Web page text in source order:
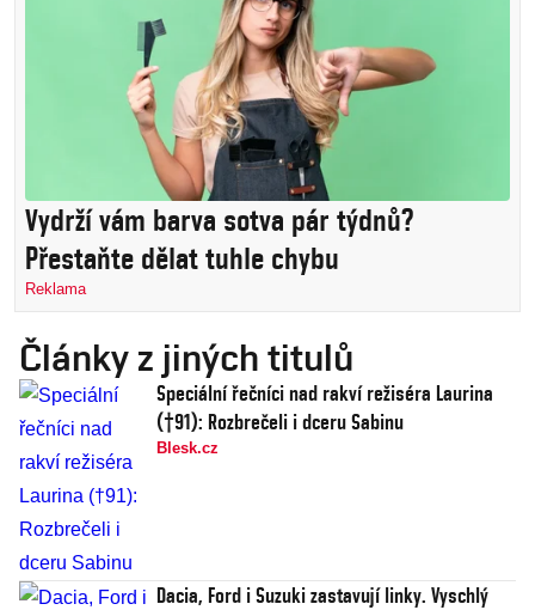
Vydrží vám barva sotva pár týdnů?
Přestaňte dělat tuhle chybu
Reklama
Články z jiných titulů
Speciální řečníci nad rakví režiséra Laurina
(†91): Rozbrečeli i dceru Sabinu
Blesk.cz
Dacia, Ford i Suzuki zastavují linky. Vyschlý